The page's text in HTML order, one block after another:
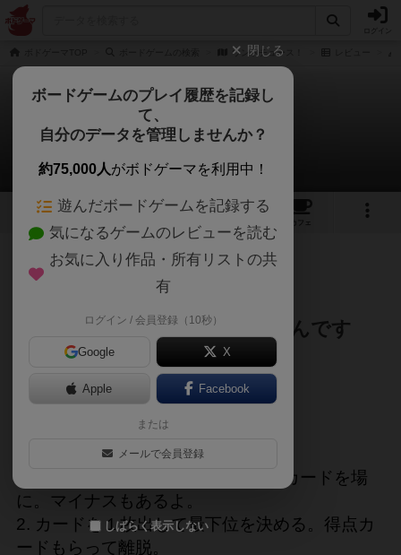
ウントチュース！
ウントチュース！
極東さんのレビュー
6 8
カフェ
93名 1名 0 約2ヶ月前
ほなサイナラ！2位じゃダメなんです
あのワレスの軽量級カードゲーム。
プレイヤー数マイナス1枚の得点カードを場
に。マイナスもあるよ。
カードを１枚出して最下位を決める。得点カ
ードもらって離脱。
閉じる
ボードゲームのプレイ履歴を記録し
て、
自分のデータを管理しませんか？
約75,000人がボドゲーマを利用中！
遊んだボードゲームを記録する
気になるゲームのレビューを読む
お気に入り作品・所有リストの共
有
ログイン / 会員登録（10秒）
Google X
Apple Facebook
または
メールで会員登録
しばらく表示しない